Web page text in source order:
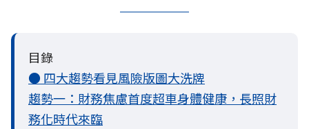
目錄
● 四大趨勢看見風險版圖大洗牌
趨勢一：財務焦慮首度超車身體健康，長照財
務化時代來臨